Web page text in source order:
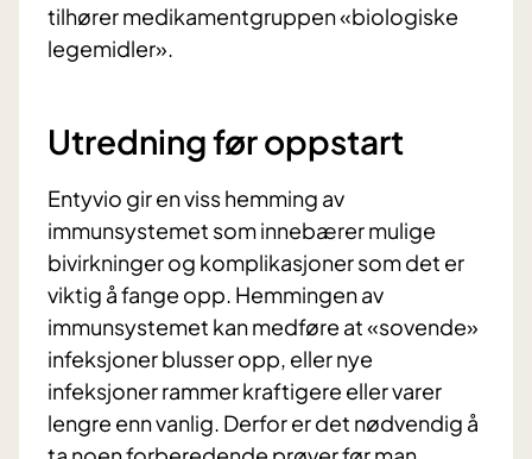
tilhører medikamentgruppen «biologiske
legemidler».
Utredning før oppstart
Entyvio gir en viss hemming av
immunsystemet som innebærer mulige
bivirkninger og komplikasjoner som det er
viktig å fange opp. Hemmingen av
immunsystemet kan medføre at «sovende»
infeksjoner blusser opp, eller nye
infeksjoner rammer kraftigere eller varer
lengre enn vanlig. Derfor er det nødvendig å